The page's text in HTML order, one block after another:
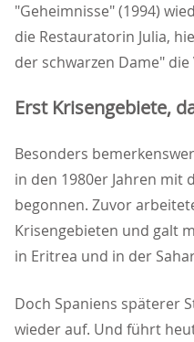
"Geheimnisse" (1994)
die Restauratorin Julia,
der schwarzen Dame" die
Erst Krisengebiete,
Besonders
in den 1980er Jahren mit
begonnen. Zuvor
Krisengebieten und galt
in Eritrea und in der
Doch Spaniens späterer
wieder auf. Und führt